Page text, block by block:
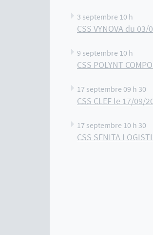
3 septembre 10 h
CSS VYNOVA du 03/
9 septembre 10 h
CSS POLYNT
17 septembre 09 h 30
CSS CLEF le 17/09/
17 septembre 10 h 30
CSS SENITA